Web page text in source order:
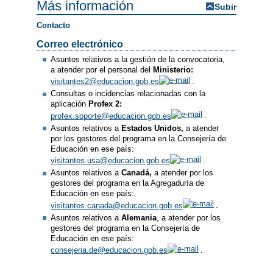
Más información Subir
Contacto
Correo electrónico
Asuntos relativos a la gestión de la convocatoria,
a atender por el personal del Ministerio:
visitantes2@educacion.gob.es
.
Consultas o incidencias relacionadas con la
aplicación Profex 2:
profex.soporte@educacion.gob.es
.
Asuntos relativos a Estados Unidos, a atender
por los gestores del programa en la Consejería de
Educación en ese país:
visitantes.usa@educacion.gob.es
.
Asuntos relativos aCanadá, a atender por los
gestores del programa en la Agregaduría de
Educación en ese país:
visitantes.canada@educacion.gob.es
.
Asuntos relativos aAlemania , a atender por los
gestores del programa en la Consejería de
Educación en ese país:
consejeria.de@educacion.gob.es
.